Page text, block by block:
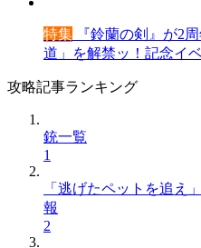
特集 『鈴蘭の剣』が2
道」を解禁ッ！記念イ
攻略記事ランキング
銃一覧
1
「逃げたペットを追え
報
2